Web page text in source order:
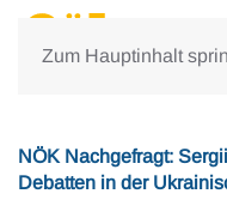
Zum Hauptinhalt
NÖK Nachgefragt:
Debatten in der